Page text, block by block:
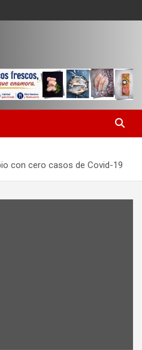
con cero casos de Covid-19